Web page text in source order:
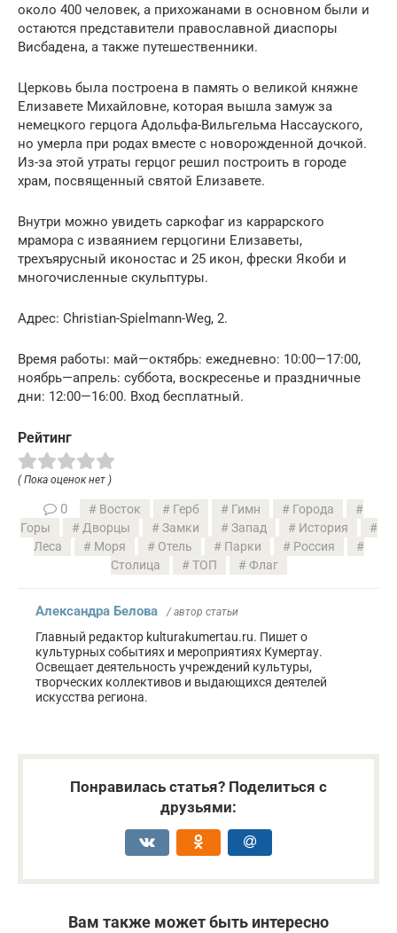
около 400 человек, а прихожанами в основном были и
остаются представители православной диаспоры
Висбадена, а также путешественники.
Церковь была построена в память о великой княжне
Елизавете Михайловне, которая вышла замуж за
немецкого герцога Адольфа-Вильгельма Нассауского,
но умерла при родах вместе с новорожденной дочкой.
Из-за этой утраты герцог решил построить в городе
храм, посвященный святой Елизавете.
Внутри можно увидеть саркофаг из каррарского
мрамора с изваянием герцогини Елизаветы,
трехъярусный иконостас и 25 икон, фрески Якоби и
многочисленные скульптуры.
Адрес: Christian-Spielmann-Weg, 2.
Время работы: май—октябрь: ежедневно: 10:00—17:00,
ноябрь—апрель: суббота, воскресенье и праздничные
дни: 12:00—16:00. Вход бесплатный.
Рейтинг
( Пока оценок нет )
0 Восток Герб Гимн
Города
Горы
Дворцы Замки Запад
История
Леса
Моря Отель Парки
Россия
Столица
ТОП Флаг
Александра Белова / автор статьи
Главный редактор kulturakumertau.ru. Пишет о
культурных событиях и мероприятиях Кумертау.
Освещает деятельность учреждений культуры,
творческих коллективов и выдающихся деятелей
искусства региона.
Понравилась статья? Поделиться с
друзьями:
Вам также может быть интересно